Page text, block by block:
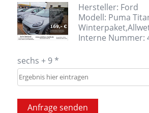
Hersteller: Ford
Modell: Puma
Interne Nummer:
sechs + 9 *
Anfrage senden